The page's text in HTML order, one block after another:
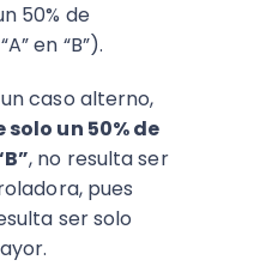
50% de
en “B”).
caso alterno,
solo un 50% de
, no resulta ser
pues
ser solo